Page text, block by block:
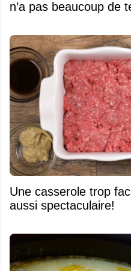
n’a pas beaucoup de
Une casserole trop
aussi spectaculaire!